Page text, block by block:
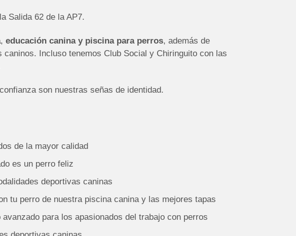
Salida 62 de la AP7.
,educación canina y piscina para perros, además de
Incluso tenemos Club Social y Chiringuito con las
son nuestras señas de identidad.
de la mayor calidad
es un perro feliz
deportivas caninas
tu perro de nuestra piscina canina y las mejores tapas
para los apasionados del trabajo con perros